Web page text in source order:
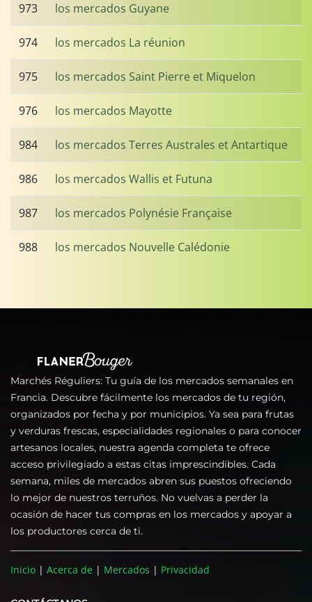
973 los mercados Guyane
974 los mercados La réunion
975 los mercados Saint Pierre et Miquelon
976 los mercados Mayotte
984 los mercados Terres Australes et Antartique
986 los mercados Wallis et Futuna
987 los mercados Polynésie Française
988 los mercados Nouvelle Calédonie
Marchés Réguliers: Tu guía de los mercados semanales en
Francia. Descubre fácilmente los mercados de tu región,
organizados por fecha y por municipios. Ya sea para frutas
y verduras frescas, especialidades regionales o para conocer
artesanos locales, nuestra agenda completa te ofrece
acceso privilegiado a estas citas imprescindibles. Cada
semana, miles de mercados abren sus puestos ofreciendo
lo mejor de nuestros terruños. No vuelvas a perder la
ocasión de hacer tus compras en los mercados y apoyar a
los productores cerca de ti.
Inicio | Acerca de | Mercados | Privacidad